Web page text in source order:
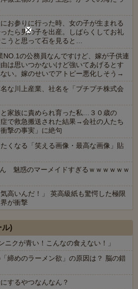
お参りに行った時、女の子が生まれる
たら男の子を出産。しばらくしてお礼
うと思って石を見ると…
NO.1の公務員なんですけど、嫁が子供連
は思いつかないけど強いてあげるとす
い。嫁のせいでアトピー悪化しそう→
名な川上産業、社名を「プチプチ株式会
と家族に責められ育った私…３０歳の
で救急搬送された結果→会社の人たち
撃の事実」に絶句
たくなる「笑える画像・最高な画像」貼
ん 魅惑のマーメイドすぎるｗｗｗｗｗｗ
高いんだ！」 英高級紙も驚愕した極限
が衝撃
ル)
ニクが青い！こんなの食えない！」
「締めのラーメン欲」の原因は？ 脳の錯
するやつなんなん？